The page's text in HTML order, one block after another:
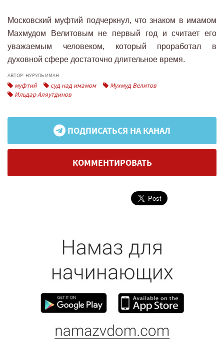
Московский муфтий подчеркнул, что знаком в имамом
Махмудом Велитовым не первый год и считает его
уважаемым человеком, который проработал в
духовной сфере достаточно длительное время.
АВТОР: НУРУЛЬ ИМАН
муфтий суд над имамом
Мухмуд Велитов
Ильдар Аляутдинов
ПОДПИСАТЬСЯ НА КАНАЛ
КОММЕНТИРОВАТЬ